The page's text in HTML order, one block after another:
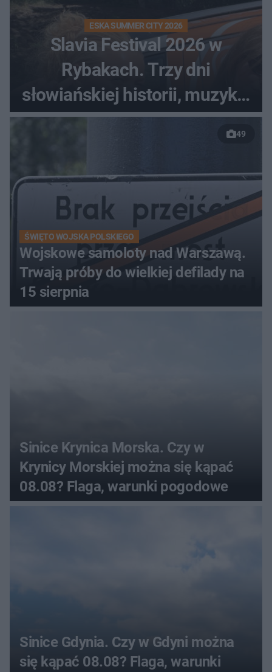
ESKA SUMMER CITY 2026
Slavia Festival 2026 w
Rybakach. Trzy dni
słowiańskiej historii, muzyki i
relaksu nad Jeziorem
49
ŚWIĘTO WOJSKA POLSKIEGO
Wojskowe samoloty nad Warszawą.
Trwają próby do wielkiej defilady na
15 sierpnia
Sinice Krynica Morska. Czy w
Krynicy Morskiej można się kąpać
08.08? Flaga, warunki pogodowe
Sinice Gdynia. Czy w Gdyni można
się kąpać 08.08? Flaga, warunki